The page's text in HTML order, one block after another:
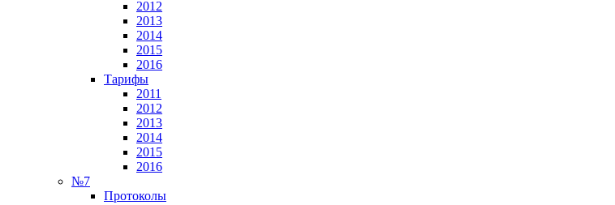
2012
2013
2014
2015
2016
Тарифы
2011
2012
2013
2014
2015
2016
№7
Протоколы